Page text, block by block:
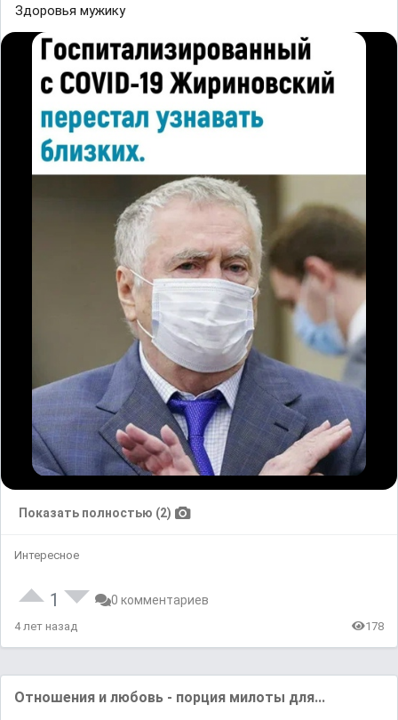
Здopoвья мyжикy
Показать полностью (2)
Интересное
1 0 комментариев
4 лет назад 178
Отношения и любовь - порция милоты для...